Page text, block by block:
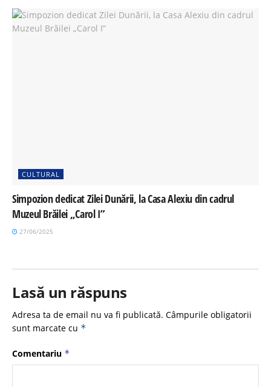
CULTURAL
Simpozion dedicat Zilei Dunării, la Casa Alexiu din cadrul
Muzeul Brăilei „Carol I”
27/06/2025
Lasă un răspuns
Adresa ta de email nu va fi publicată. Câmpurile obligatorii
sunt marcate cu *
Comentariu *